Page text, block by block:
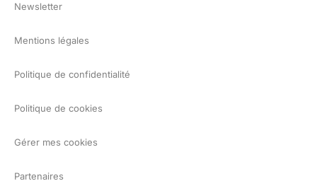
Newsletter
Mentions légales
Politique de confidentialité
Politique de cookies
Gérer mes cookies
Partenaires